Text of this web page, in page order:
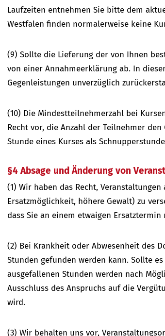
Laufzeiten entnehmen Sie bitte dem
Westfalen finden normalerweise keine
(9) Sollte die Lieferung der von Ihnen
von einer Annahmeerklärung ab. In
Gegenleistungen unverzüglich
(10) Die Mindestteilnehmerzahl bei
Recht vor, die Anzahl der Teilnehmer
Stunde eines Kurses als
§4 Absage und Änderung von
(1) Wir haben das Recht,
Ersatzmöglichkeit, höhere Gewalt) zu
dass Sie an einem etwaigen
(2) Bei Krankheit oder Abwesenheit des
Stunden gefunden werden kann. Sollte
ausgefallenen Stunden werden nach
Ausschluss des Anspruchs auf die
wird.
(3) Wir behalten uns vor,